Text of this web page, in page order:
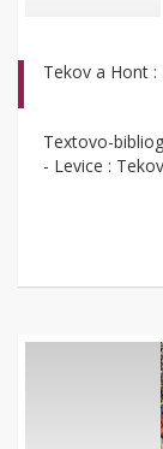
Tekov a Hont
Textovo-
- Levice :